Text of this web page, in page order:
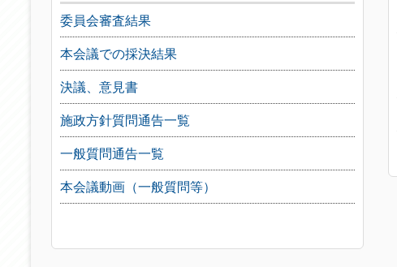
委員会審査結果
本会議での採決結果
決議、意見書
施政方針質問通告一覧
一般質問通告一覧
本会議動画（一般質問等）